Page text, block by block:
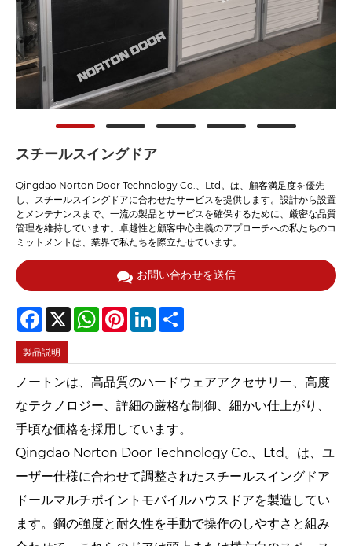
スチールスイングドア
Qingdao Norton Door Technology Co.、Ltd。は、顧客満足度を優先
し、スチールスイングドアに合わせたサービスを提供します。設計から設置
とメンテナンスまで、一流の製品とサービスを確保するために、厳密な品質
管理を維持しています。卓越性と顧客中心主義のアプローチへの私たちのコ
ミットメントは、業界で私たちを際立たせています。
お問い合わせを送信
Facebook
X WhatsAppPinterestLinkedIn
製品説明
ノートンは、高品質のハードウェアアクセサリー、高度
なテクノロジー、詳細の厳格な制御、細かい仕上がり、
手頃な価格を採用しています。
Qingdao Norton Door Technology Co.、Ltd。は、ユ
ーザー仕様に合わせて調整されたスチールスイングドア
ドールマルチポイントモバイルハウスドアを製造してい
ます。鋼の強度と耐久性を手動で操作のしやすさと組み